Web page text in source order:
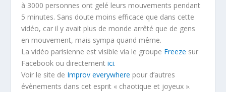
à 3000 personnes ont gelé leurs mouvements pendant
5 minutes. Sans doute moins efficace que dans cette
vidéo, car il y avait plus de monde arrêté que de gens
en mouvement, mais sympa quand même.
La vidéo parisienne est visible via le groupe Freeze sur
Facebook ou directementici.
Voir le site de Improv everywhere pour d’autres
évènements dans cet esprit « chaotique et joyeux ».